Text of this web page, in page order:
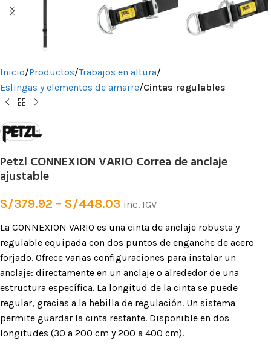
Inicio Productos Trabajos en altura
Eslingas y elementos de amarre Cintas regulables
Petzl CONNEXION VARIO Correa de anclaje
ajustable
S/379.92 – S/448.03 inc. IGV
La CONNEXION VARIO es una cinta de anclaje robusta y
regulable equipada con dos puntos de enganche de acero
forjado. Ofrece varias configuraciones para instalar un
anclaje: directamente en un anclaje o alrededor de una
estructura específica. La longitud de la cinta se puede
regular, gracias a la hebilla de regulación. Un sistema
permite guardar la cinta restante. Disponible en dos
longitudes (30 a 200 cm y 200 a 400 cm).